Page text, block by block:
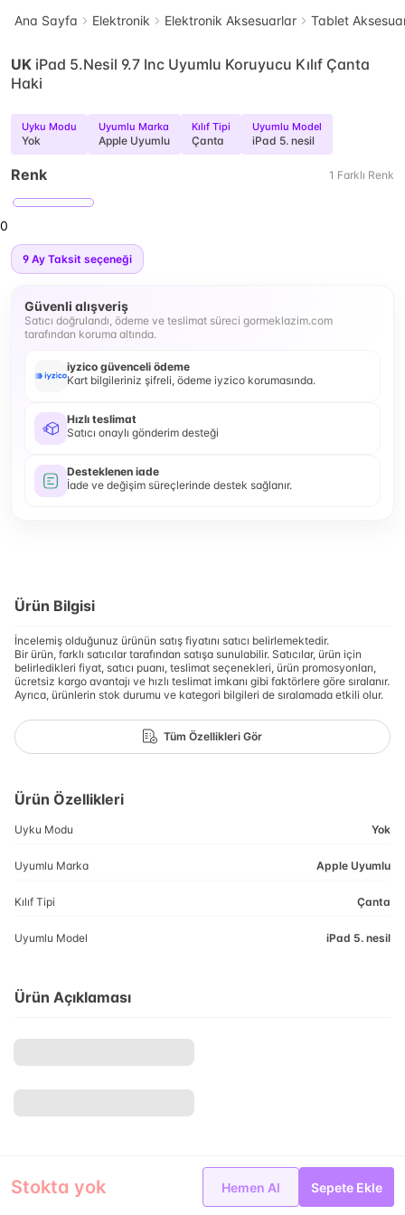
Ana Sayfa Elektronik Elektronik Aksesuarlar Tablet
UK iPad 5.Nesil 9.7 Inc Uyumlu Koruyucu Kılıf Çanta
Haki
Uyku Modu
Yok
Uyumlu Marka
Apple Uyumlu
Kılıf Tipi
Çanta
Uyumlu Model
iPad 5. nesil
Renk 1 Farklı Renk
0
9 Ay Taksit seçeneği
Güvenli alışveriş
Satıcı doğrulandı, ödeme ve teslimat süreci gormeklazim.com
tarafından koruma altında.
iyzico güvenceli ödeme
Kart bilgileriniz şifreli, ödeme iyzico korumasında.
Hızlı teslimat
Satıcı onaylı gönderim desteği
Desteklenen iade
İade ve değişim süreçlerinde destek sağlanır.
Ürün Bilgisi
İncelemiş olduğunuz ürünün satış fiyatını satıcı belirlemektedir.
Bir ürün, farklı satıcılar tarafından satışa sunulabilir. Satıcılar, ürün için
belirledikleri fiyat, satıcı puanı, teslimat seçenekleri, ürün promosyonları,
ücretsiz kargo avantajı ve hızlı teslimat imkanı gibi faktörlere göre sıralanır.
Ayrıca, ürünlerin stok durumu ve kategori bilgileri de sıralamada etkili olur.
Tüm Özellikleri Gör
Stokta yok Hemen Al Sepete Ekle
Ürün Özellikleri
Uyku Modu Yok
Uyumlu Marka Apple Uyumlu
Kılıf Tipi Çanta
Uyumlu Model iPad 5. nesil
Ürün Açıklaması